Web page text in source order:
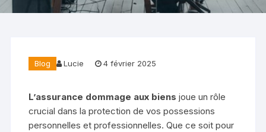
Blog Lucie 4 février 2025
L’assurance dommage aux biens joue un rôle
crucial dans la protection de vos possessions
personnelles et professionnelles. Que ce soit pour